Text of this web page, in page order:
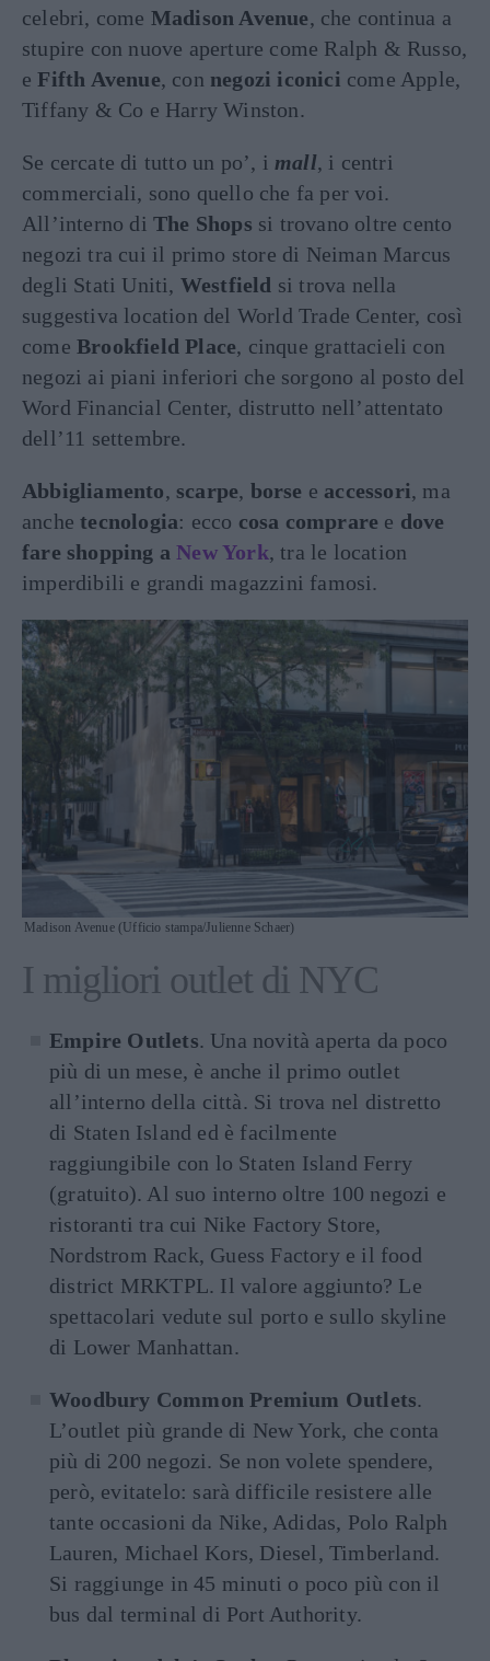
celebri, come Madison Avenue, che continua a
stupire con nuove aperture come Ralph & Russo,
eFifth Avenue, con negozi iconici come Apple,
Tiffany & Co e Harry Winston.
Se cercate di tutto un po’, i mall, i centri
commerciali, sono quello che fa per voi.
All’interno di The Shops si trovano oltre cento
negozi tra cui il primo store di Neiman Marcus
degli Stati Uniti, Westfield si trova nella
suggestiva location del World Trade Center, così
come Brookfield Place, cinque grattacieli con
negozi ai piani inferiori che sorgono al posto del
Word Financial Center, distrutto nell’attentato
dell’11 settembre.
Abbigliamento, scarpe, borse e accessori, ma
anchetecnologia: ecco cosa comprare e dove
fare shopping aNew York, tra le location
imperdibili e grandi magazzini famosi.
Madison Avenue (Ufficio stampa/Julienne Schaer)
I migliori outlet di NYC
Empire Outlets. Una novità aperta da poco
più di un mese, è anche il primo outlet
all’interno della città. Si trova nel distretto
di Staten Island ed è facilmente
raggiungibile con lo Staten Island Ferry
(gratuito). Al suo interno oltre 100 negozi e
ristoranti tra cui Nike Factory Store,
Nordstrom Rack, Guess Factory e il food
district MRKTPL. Il valore aggiunto? Le
spettacolari vedute sul porto e sullo skyline
di Lower Manhattan.
Woodbury Common Premium Outlets.
L’outlet più grande di New York, che conta
più di 200 negozi. Se non volete spendere,
però, evitatelo: sarà difficile resistere alle
tante occasioni da Nike, Adidas, Polo Ralph
Lauren, Michael Kors, Diesel, Timberland.
Si raggiunge in 45 minuti o poco più con il
bus dal terminal di Port Authority.